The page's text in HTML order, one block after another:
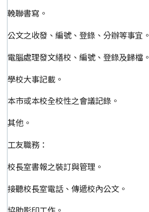
輓聯書寫。
公文之收發、編號、登錄、分辦等事宜。
電腦處理發文繕校、編號、登錄及歸檔。
學校大事記載。
本市或本校全校性之會議記錄。
其他。
工友職務：
校長室書報之裝訂與管理。
接聽校長室電話、傳遞校內公文。